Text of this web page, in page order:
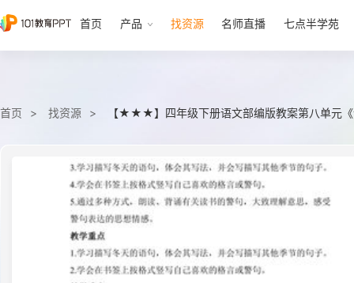
首页 产品 找资源 名师直播 七点半学苑
首页 找资源 【★★★】四年级下册语文部编版教案第八单元